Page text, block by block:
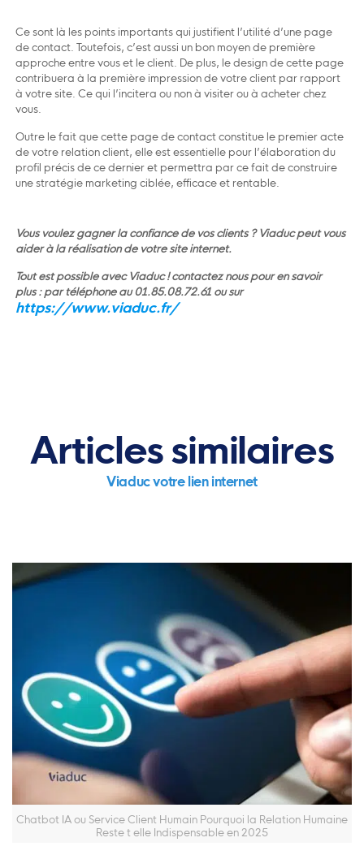
Ce sont là les points importants qui justifient l’utilité d’une page
de contact. Toutefois, c’est aussi un bon moyen de première
approche entre vous et le client. De plus, le design de cette page
contribuera à la première impression de votre client par rapport
à votre site. Ce qui l’incitera ou non à visiter ou à acheter chez
vous.
Outre le fait que cette page de contact constitue le premier acte
de votre relation client, elle est essentielle pour l’élaboration du
profil précis de ce dernier et permettra par ce fait de construire
une stratégie marketing ciblée, efficace et rentable.
Vous voulez gagner la confiance de vos clients ? Viaduc peut vous
aider à la réalisation de votre site internet.
Tout est possible avec Viaduc ! contactez nous pour en savoir
plus : par téléphone au 01.85.08.72.61 ou sur
https://www.viaduc.fr/
Articles similaires
Viaduc votre lien internet
Chatbot IA ou Service Client Humain Pourquoi la Relation Humaine
Reste t elle Indispensable en 2025